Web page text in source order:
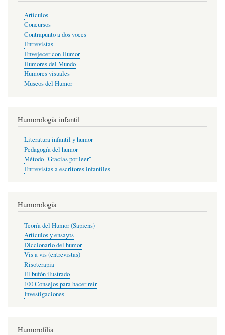
Artículos
Concursos
Contrapunto a dos voces
Entrevistas
Envejecer con Humor
Humores del Mundo
Humores visuales
Museos del Humor
Humorología infantil
Literatura infantil y humor
Pedagogía del humor
Método "Gracias por leer"
Entrevistas a escritores infantiles
Humorología
Teoría del Humor (Sapiens)
Artículos y ensayos
Diccionario del humor
Vis a vis (entrevistas)
Risoterapia
El bufón ilustrado
100 Consejos para hacer reír
Investigaciones
Humorofilia